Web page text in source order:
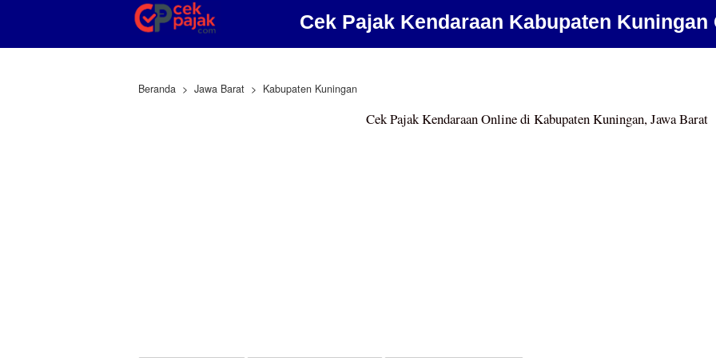
Cek Pajak Kendaraan Kabupaten Kuningan
Beranda Jawa Barat Kabupaten Kuningan
Cek Pajak Kendaraan Online di Kabupaten Kuningan, Jawa Barat